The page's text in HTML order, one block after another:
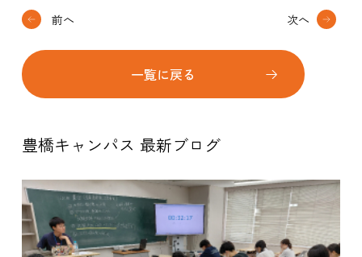
前へ
一覧に戻る
次へ
豊橋キャンパス 最新ブログ